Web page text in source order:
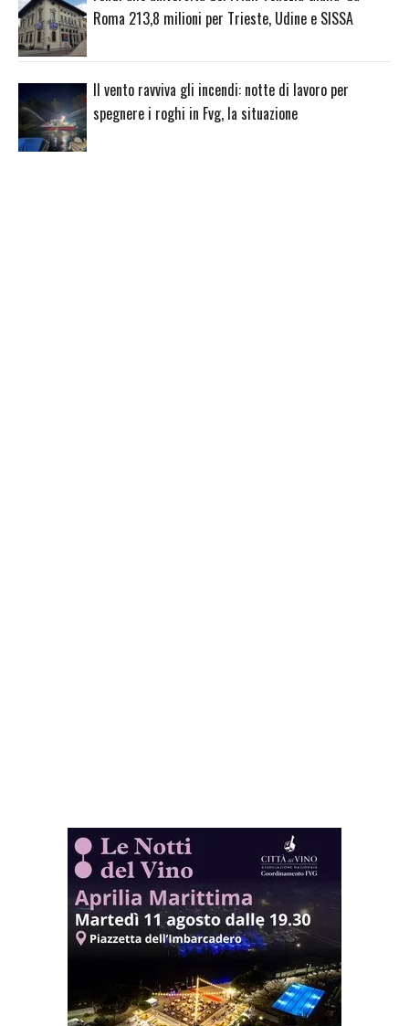
Roma 213,8 milioni per Trieste, Udine e SISSA
Il vento ravviva gli incendi: notte di lavoro per
spegnere i roghi in Fvg, la situazione